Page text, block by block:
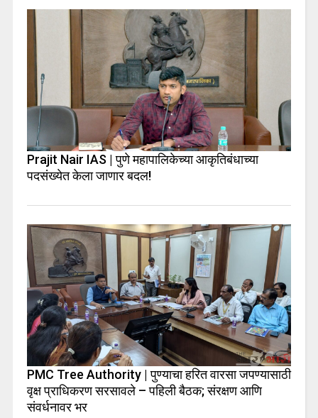
Prajit Nair IAS | पुणे महापालिकेच्या आकृतिबंधाच्या
पदसंख्येत केला जाणार बदल!
PMC Tree Authority | पुण्याचा हरित वारसा जपण्यासाठी
वृक्ष प्राधिकरण सरसावले – पहिली बैठक; संरक्षण आणि
संवर्धनावर भर